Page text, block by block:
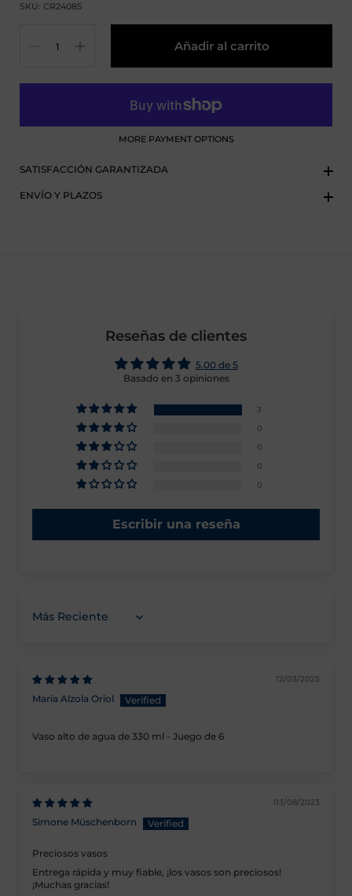
SKU: CR24085
Añadir al carrito
MORE PAYMENT OPTIONS
SATISFACCIÓN GARANTIZADA
ENVÍO Y PLAZOS
Reseñas de clientes
5.00 de 5
Basado en 3 opiniones
3
0
0
0
0
Escribir una reseña
Ordenar por
12/03/2025
Maria Alzola Oriol
Vaso alto de agua de 330 ml - Juego de 6
03/08/2023
Simone Müschenborn
Preciosos vasos
Entrega rápida y muy fiable, ¡los vasos son preciosos!
¡Muchas gracias!